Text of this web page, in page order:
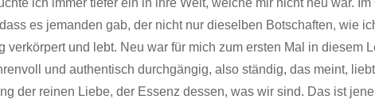
ich immer tiefer ein in ihre Welt, welche mir nicht neu war.
es jemanden gab, der nicht nur dieselben Botschaften, wie
verkörpert und lebt. Neu war für mich zum ersten Mal in diesem
und authentisch durchgängig, also ständig, das meint,
der reinen Liebe, der Essenz dessen, was wir sind. Das ist